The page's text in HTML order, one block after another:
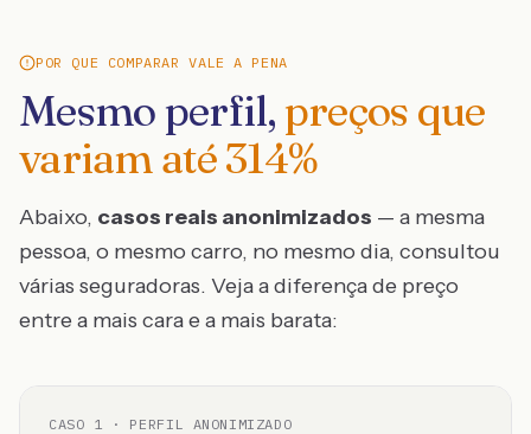
POR QUE COMPARAR VALE A PENA
Mesmo perfil, preços que
variam até314%
Abaixo, casos reais anonimizados — a mesma
pessoa, o mesmo carro, no mesmo dia, consultou
várias seguradoras. Veja a diferença de preço
entre a mais cara e a mais barata:
CASO 1 · PERFIL ANONIMIZADO